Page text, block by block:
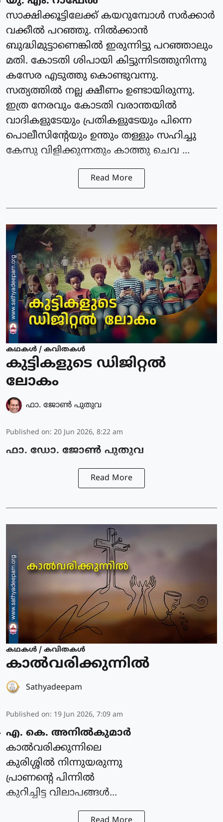
സാക്ഷിക്കൂട്ടിലേക്ക് കയറുമ്പോൾ സർക്കാർ
വക്കീൽ പറഞ്ഞു. നിൽക്കാൻ
ബുദ്ധിമുട്ടാണെങ്കിൽ ഇരുന്നിട്ടു പറഞ്ഞാലും
മതി. കോടതി ശിപായി കിട്ടുന്നിടത്തുനിന്നു
കസേര എടുത്തു കൊണ്ടുവന്നു.
സത്യത്തിൽ നല്ല ക്ഷീണം ഉണ്ടായിരുന്നു.
ഇത്ര നേരവും കോടതി വരാന്തയിൽ
വാദികളുടേയും പ്രതികളുടേയും പിന്നെ
പൊലീസിന്റേയും ഉന്തും തള്ളും സഹിച്ചു
കേസു വിളിക്കുന്നതും കാത്തു ചെവ ...
Read More
കഥകള്‍ / കവിതകള്‍
കുട്ടികളുടെ ഡിജിറ്റൽ
ലോകം
ഫാ. ജോണ്‍ പുതുവ
Published on: 20 Jun 2026, 8:22 am
ഫാ. ഡോ. ജോൺ പുതുവ
Read More
കഥകള്‍ / കവിതകള്‍
കാൽവരിക്കുന്നിൽ
Sathyadeepam
Published on: 19 Jun 2026, 7:09 am
എ. കെ. അനിൽകുമാർ
കാൽവരിക്കുന്നിലെ
കുരിശ്ശിൽ നിന്നുയരുന്നു
പ്രാണന്റെ പിന്നിൽ
കുറിച്ചിട്ട വിലാപങ്ങൾ...